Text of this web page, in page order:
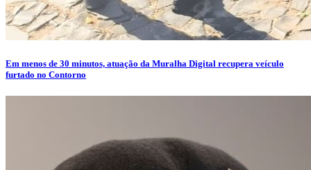
Em menos de 30 minutos, atuação da Muralha Digital recupera veículo
furtado no Contorno